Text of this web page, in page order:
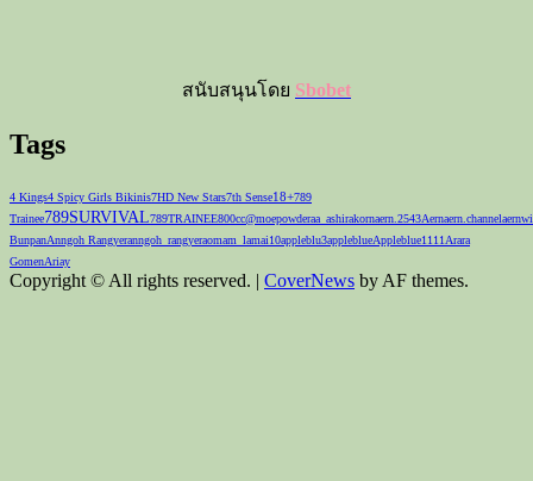
สนับสนุนโดย Sbobet
Tags
4 Kings4 Spicy Girls Bikinis7HD New Stars7th Sense18+789
Trainee789SURVIVAL789TRAINEE800cc@moepowderaa_ashirakornaern.2543Aernaern.channel
BunpanAnngoh Rangyeranngoh_rangyeraomam_lamai10appleblu3appleblueAppleblue1111 Arara
GomenAriay
Copyright © All rights reserved. | CoverNews by AF themes.